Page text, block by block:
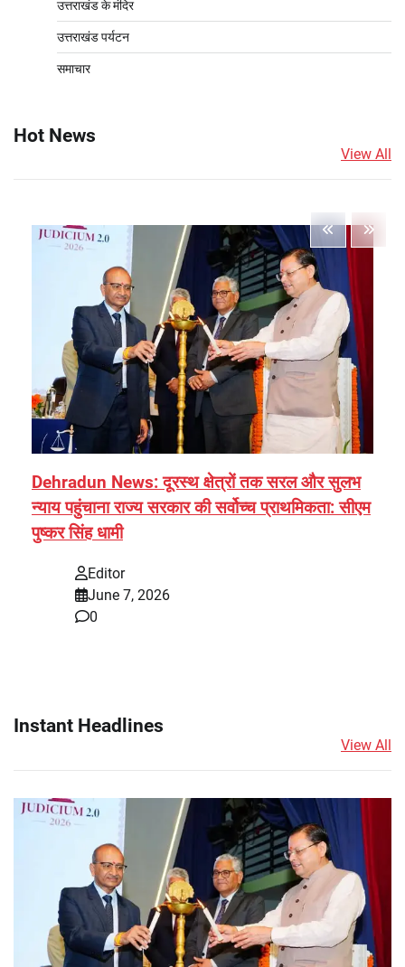
उत्तराखंड के मंदिर
उत्तराखंड पर्यटन
समाचार
Hot News
View All
Dehradun News: दूरस्थ क्षेत्रों तक सरल और सुलभ
न्याय पहुंचाना राज्य सरकार की सर्वोच्च प्राथमिकता: सीएम
पुष्कर सिंह धामी
Editor
June 7, 2026
0
Instant Headlines
View All